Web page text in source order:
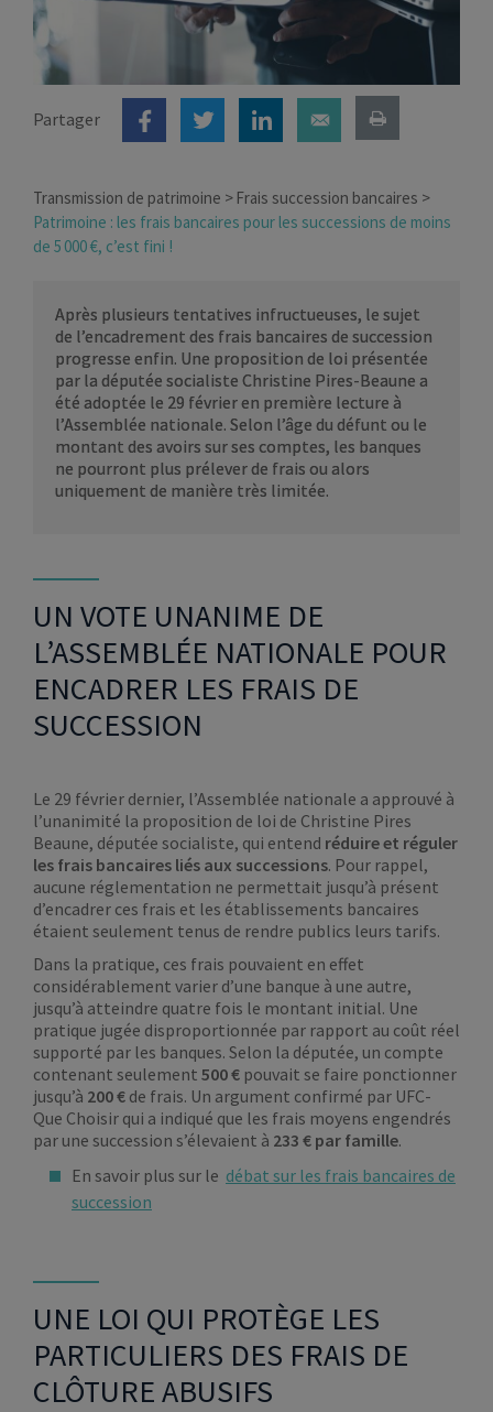
Partager
Transmission de patrimoine
Frais succession bancaires
Patrimoine : les frais bancaires pour les successions de moins
de 5 000 €, c’est fini !
Après plusieurs tentatives infructueuses, le sujet
de l’encadrement des frais bancaires de succession
progresse enfin. Une proposition de loi présentée
par la députée socialiste Christine Pires-Beaune a
été adoptée le 29 février en première lecture à
l’Assemblée nationale. Selon l’âge du défunt ou le
montant des avoirs sur ses comptes, les banques
ne pourront plus prélever de frais ou alors
uniquement de manière très limitée.
UN VOTE UNANIME DE
L’ASSEMBLÉE NATIONALE POUR
ENCADRER LES FRAIS DE
SUCCESSION
Le 29 février dernier, l’Assemblée nationale a approuvé à
l’unanimité la proposition de loi de Christine Pires
Beaune, députée socialiste, qui entend réduire et réguler
les frais bancaires liés aux successions. Pour rappel,
aucune réglementation ne permettait jusqu’à présent
d’encadrer ces frais et les établissements bancaires
étaient seulement tenus de rendre publics leurs tarifs.
Dans la pratique, ces frais pouvaient en effet
considérablement varier d’une banque à une autre,
jusqu’à atteindre quatre fois le montant initial. Une
pratique jugée disproportionnée par rapport au coût réel
supporté par les banques. Selon la députée, un compte
contenant seulement 500 € pouvait se faire ponctionner
jusqu’à 200 € de frais. Un argument confirmé par UFC-
Que Choisir qui a indiqué que les frais moyens engendrés
par une succession s’élevaient à 233 € par famille.
En savoir plus sur le débat sur les frais bancaires de
succession
UNE LOI QUI PROTÈGE LES
PARTICULIERS DES FRAIS DE
CLÔTURE ABUSIFS